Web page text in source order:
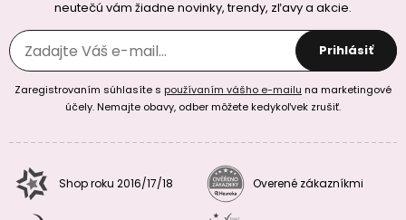
neutečú vám žiadne novinky, trendy, zľavy a akcie.
Prihlásiť
Zaregistrovaním súhlasíte s používaním vášho e-mailu na marketingové
účely. Nemajte obavy, odber môžete kedykoľvek zrušiť.
Shop roku 2016/17/18 Overené zákazníkmi